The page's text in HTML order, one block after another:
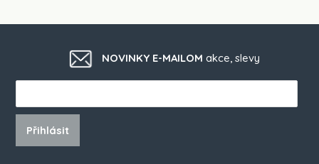
NOVINKY E-MAILOM akce, slevy
Přihlásit